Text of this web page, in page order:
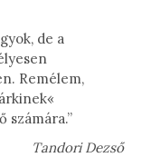
de a
Remélem,
számára.”
Tandori Dezső